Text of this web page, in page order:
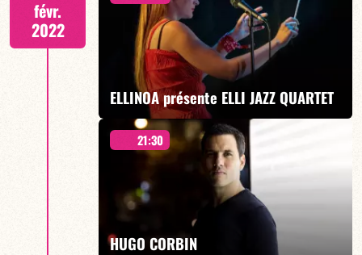
EN SAVOIR PLUS
févr.
2022
ELLINOA présente ELLI JAZZ QUARTET
présente WEST SIDE CHOIR
21:30
HUGO CORBIN